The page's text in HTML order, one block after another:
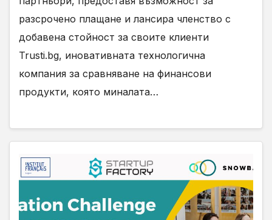
разсрочено плащане и лансира членство с
добавена стойност за своите клиенти
Trusti.bg, иновативната технологична
компания за сравняване на финансови
продукти, която миналата…